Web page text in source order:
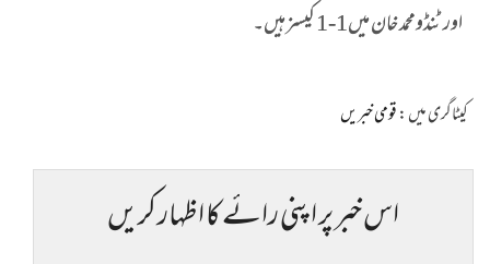
اور ٹنڈومحمد خان میں1-1 کیسز ہیں۔
کیٹاگری میں :قومی خبریں
اس خبر پر اپنی رائے کا اظہار کریں